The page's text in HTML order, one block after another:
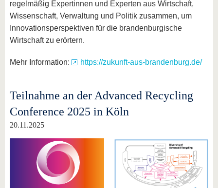
regelmäßig Expertinnen und Experten aus Wirtschaft,
Wissenschaft, Verwaltung und Politik zusammen, um
Innovationsperspektiven für die brandenburgische
Wirtschaft zu erörtern.
Mehr Information: https://zukunft-aus-brandenburg.de/
Teilnahme an der Advanced Recycling
Conference 2025 in Köln
20.11.2025